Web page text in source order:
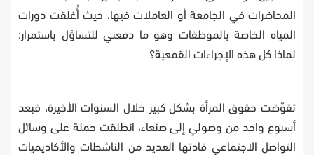
المحاضرات في الجامعة أو العاملات فيها، حيث أُغلقت دورات
المياه الخاصة بالموظفات وهو ما دفعني للتساؤل باستمرار:
لماذا كل هذه الإجراءات القمعية؟
تقوّضت حقوق المرأة بشكل كبير خلال السنوات الأخيرة، فبعد
أسبوع واحد من وصولي إلى صنعاء، انطلقت حملة على وسائل
التواصل الاجتماعي قادتها العديد من الناشطات والأكاديميات